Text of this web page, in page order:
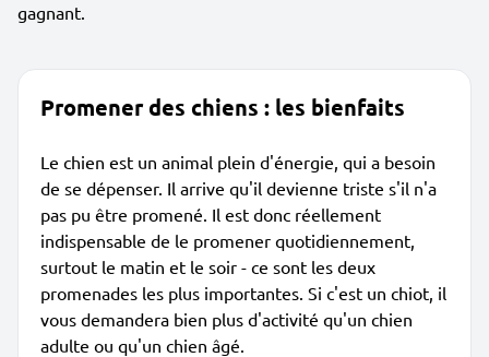
gagnant.
Promener des chiens : les bienfaits
Le chien est un animal plein d'énergie, qui a besoin
de se dépenser. Il arrive qu'il devienne triste s'il n'a
pas pu être promené. Il est donc réellement
indispensable de le promener quotidiennement,
surtout le matin et le soir - ce sont les deux
promenades les plus importantes. Si c'est un chiot, il
vous demandera bien plus d'activité qu'un chien
adulte ou qu'un chien âgé.